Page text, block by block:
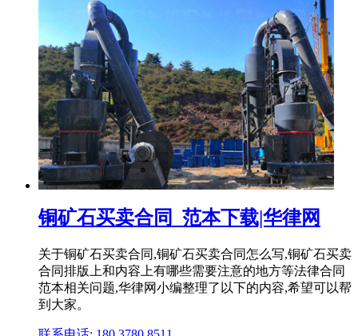
铜矿石买卖合同_范本下载|华律网
关于铜矿石买卖合同,铜矿石买卖合同怎么写,铜矿石买卖
合同排版上和内容上有哪些需要注意的地方等法律合同
范本相关问题,华律网小编整理了以下的内容,希望可以帮
到大家。